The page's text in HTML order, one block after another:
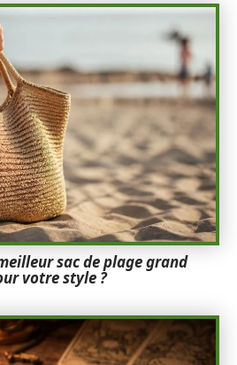
sac de plage grand
votre style ?